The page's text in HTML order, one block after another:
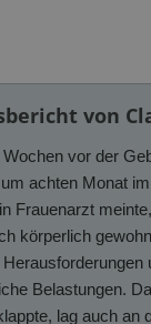
von
Wochen vor der
achten Monat im
Frauenarzt
körperlich
Belastungen.
lag auch an